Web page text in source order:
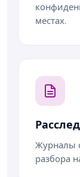
местах.
Журналы
разбора